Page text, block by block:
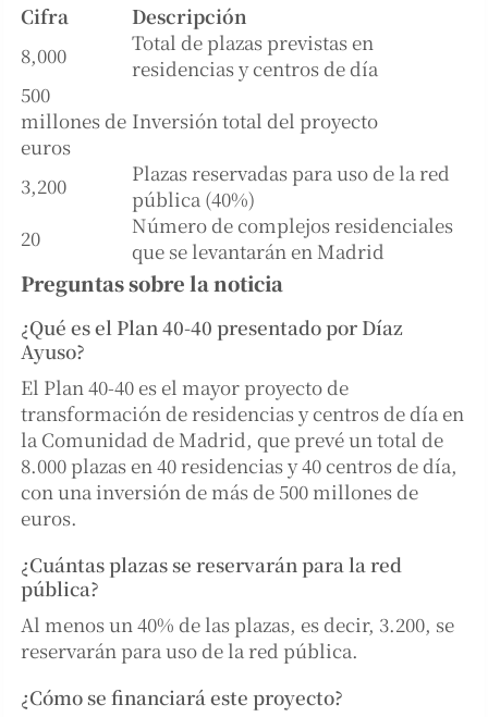
Cifra
Descripción
8,000
Total de plazas previstas en
residencias y centros de día
500
millones de
euros
Inversión total del proyecto
3,200
Plazas reservadas para uso de la red
pública (40%)
20
Número de complejos residenciales
que se levantarán en Madrid
Preguntas sobre la noticia
¿Qué es el Plan 40-40 presentado por Díaz
Ayuso?
El Plan 40-40 es el mayor proyecto de
transformación de residencias y centros de día en
la Comunidad de Madrid, que prevé un total de
8.000 plazas en 40 residencias y 40 centros de día,
con una inversión de más de 500 millones de
euros.
¿Cuántas plazas se reservarán para la red
pública?
Al menos un 40% de las plazas, es decir, 3.200, se
reservarán para uso de la red pública.
¿Cómo se financiará este proyecto?